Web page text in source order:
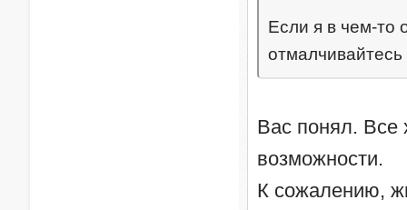
Если я в чем-то
Вас понял. Все
возможности.
К сожалению,